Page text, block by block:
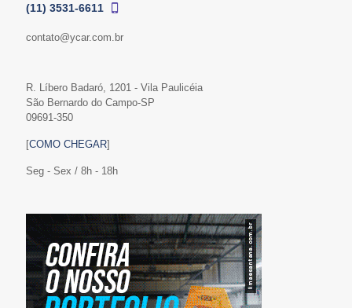
(11) 3531-6611
contato@ycar.com.br
R. Líbero Badaró, 1201 - Vila Paulicéia
São Bernardo do Campo-SP
09691-350
[COMO CHEGAR]
Seg - Sex / 8h - 18h